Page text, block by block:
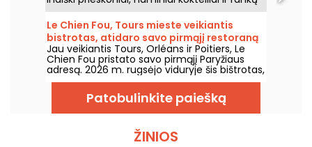
darbo alūs, o interjerą kūrė dizaineris Jim
Hamilton.
Le Chien Fou, Tours mieste veikiantis
bistrotas, atidaro savo pirmąjį restoraną
Paryžiuje
Jau veikiantis Tours, Orléans ir Poitiers, Le
Chien Fou pristato savo pirmąjį Paryžiaus
adresą. 2026 m. rugsėjo viduryje šis bištrotas,
garsėjantis namų gamybos virtuve,
dalijimosi patiekalais ir vynų rūsiu, atvers
duris Rue Feydeau gatvėje Paryžiaus
antrajame rajone.
Patobulinkite paiešką
ŽINIOS